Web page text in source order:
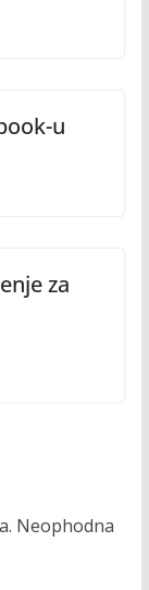
u
za
Neophodna